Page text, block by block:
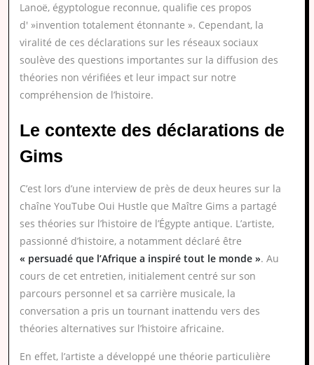
Lanoë, égyptologue reconnue, qualifie ces propos
d' »invention totalement étonnante ». Cependant, la
viralité de ces déclarations sur les réseaux sociaux
soulève des questions importantes sur la diffusion des
théories non vérifiées et leur impact sur notre
compréhension de l’histoire.
Le contexte des déclarations de
Gims
C’est lors d’une interview de près de deux heures sur la
chaîne YouTube Oui Hustle que Maître Gims a partagé
ses théories sur l’histoire de l’Égypte antique. L’artiste,
passionné d’histoire, a notamment déclaré être
« persuadé que l’Afrique a inspiré tout le monde ». Au
cours de cet entretien, initialement centré sur son
parcours personnel et sa carrière musicale, la
conversation a pris un tournant inattendu vers des
théories alternatives sur l’histoire africaine.
En effet, l’artiste a développé une théorie particulière